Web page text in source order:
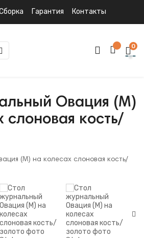
Гарантия Контакты
0
Овация (М)
слоновая кость/